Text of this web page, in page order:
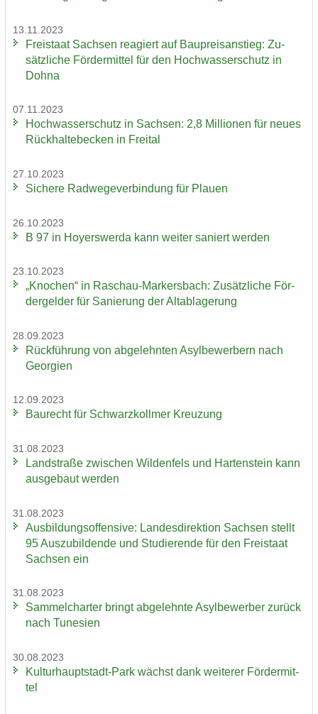
13.11.2023
Frei­staat Sach­sen re­agiert auf Bau­preis­an­stieg: Zu­
sätz­li­che För­der­mit­tel für den Hoch­was­ser­schutz in
Dohna
07.11.2023
Hoch­was­ser­schutz in Sach­sen: 2,8 Mil­lio­nen für neues
Rück­hal­te­be­cken in Frei­tal
27.10.2023
Si­che­re Rad­we­ge­ver­bin­dung für Plau­en
26.10.2023
B 97 in Ho­yers­wer­da kann wei­ter sa­niert wer­den
23.10.2023
„Kno­chen“ in Raschau-​Markersbach: Zu­sätz­li­che För­
der­gel­der für Sa­nie­rung der Alt­ab­la­ge­rung
28.09.2023
Rück­füh­rung von ab­ge­lehn­ten Asyl­be­wer­bern nach
Ge­or­gi­en
12.09.2023
Bau­recht für Schwarz­koll­mer Kreu­zung
31.08.2023
Land­stra­ße zwi­schen Wil­den­fels und Har­ten­stein kann
aus­ge­baut wer­den
31.08.2023
Aus­bil­dungs­of­fen­si­ve: Lan­des­di­rek­ti­on Sach­sen stellt
95 Aus­zu­bil­den­de und Stu­die­ren­de für den Frei­staat
Sach­sen ein
31.08.2023
Sam­mel­char­ter bringt ab­ge­lehn­te Asyl­be­wer­ber zu­rück
nach Tu­ne­si­en
30.08.2023
Kulturhauptstadt-​Park wächst dank wei­te­rer För­der­mit­
tel